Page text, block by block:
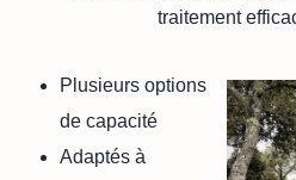
traitement
Plusieurs options
de capacité
Adaptés à